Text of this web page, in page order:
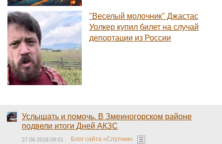
"Веселый молочник" Джастас
Уолкер купил билет на случай
депортации из России
Услышать и помочь. В Змеиногорском районе
подвели итоги Дней АКЗС
27.06.2018 09:01 Блог сайта «Спутник»